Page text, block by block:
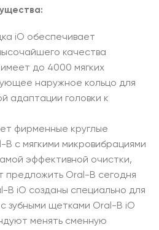
iO обеспечивает
качества
до 4000 мягких
наружное кольцо для
адаптации головки к
фирменные круглые
с мягкими микровибрациями
эффективной очистки,
предложить Oral-B сегодня
iO созданы специально для
зубными щетками Oral-B iO
менять сменную